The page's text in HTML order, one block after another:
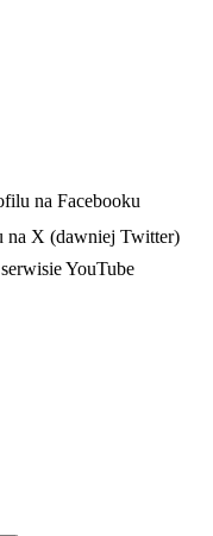
na Facebooku
na X (dawniej Twitter)
YouTube